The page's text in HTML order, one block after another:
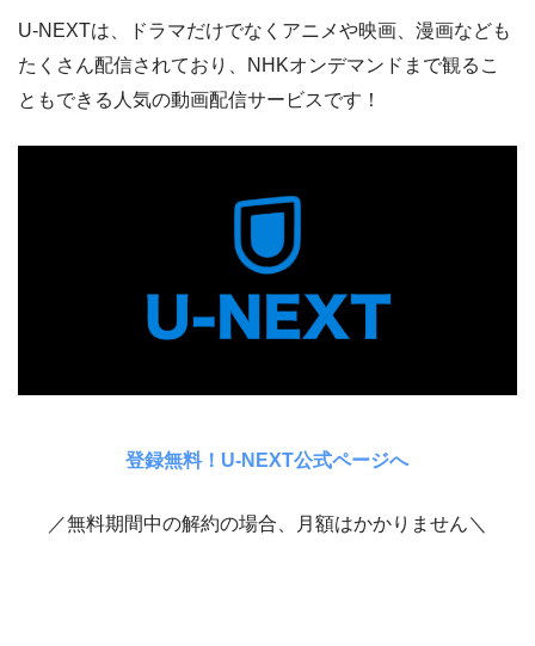
U-NEXTは、ドラマだけでなくアニメや映画、漫画なども
たくさん配信されており、NHKオンデマンドまで観るこ
ともできる人気の動画配信サービスです！
登録無料！U-NEXT公式ページへ
／無料期間中の解約の場合、月額はかかりません＼